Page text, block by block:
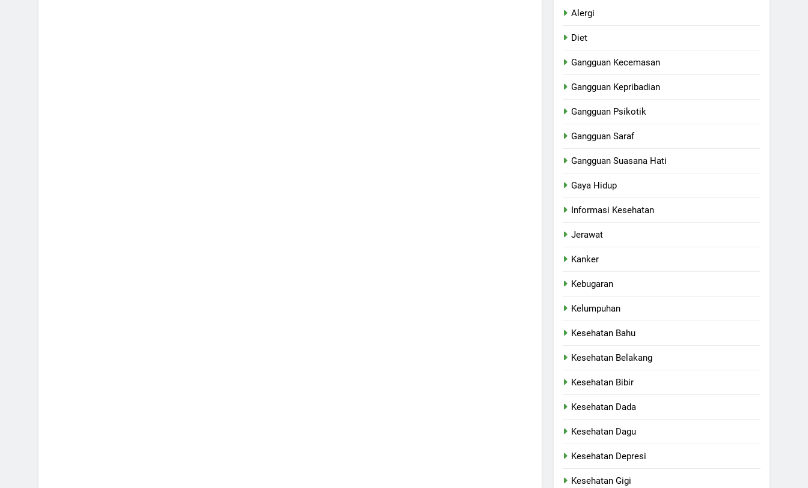
Alergi
Diet
Gangguan Kecemasan
Gangguan Kepribadian
Gangguan Psikotik
Gangguan Saraf
Gangguan Suasana Hati
Gaya Hidup
Informasi Kesehatan
Jerawat
Kanker
Kebugaran
Kelumpuhan
Kesehatan Bahu
Kesehatan Belakang
Kesehatan Bibir
Kesehatan Dada
Kesehatan Dagu
Kesehatan Depresi
Kesehatan Gigi